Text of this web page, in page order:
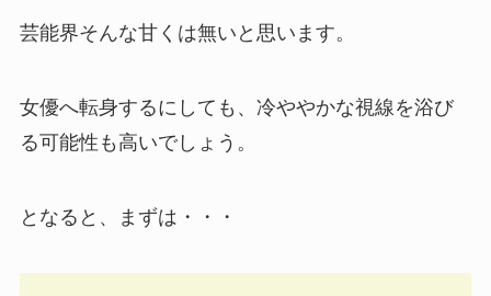
芸能界そんな甘くは無いと思います。
女優へ転身するにしても、冷ややかな視線を浴び
る可能性も高いでしょう。
となると、まずは・・・